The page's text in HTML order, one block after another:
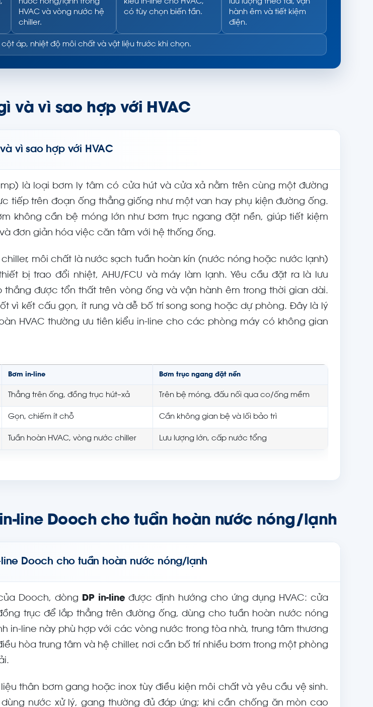
nước nóng/lạnh trong
HVAC và vòng nước hệ
chiller.
kiểu in-line cho HVAC,
có tùy chọn biến tần.
lưu lượng theo tải, vận
hành êm và tiết kiệm
điện.
áp, nhiệt độ môi chất và vật liệu trước khi chọn.
và vì sao hợp với HVAC
vì sao hợp với HVAC
là loại bơm ly tâm có cửa hút và cửa xả nằm trên cùng một đường
tiếp trên đoạn ống thẳng giống như một van hay phụ kiện đường ống.
không cần bệ móng lớn như bơm trục ngang đặt nền, giúp tiết kiệm
đơn giản hóa việc căn tâm với hệ thống ống.
chiller, môi chất là nước sạch tuần hoàn kín (nước nóng hoặc nước lạnh)
bị trao đổi nhiệt, AHU/FCU và máy làm lạnh. Yêu cầu đặt ra là lưu
thắng được tổn thất trên vòng ống và vận hành êm trong thời gian dài.
vì kết cấu gọn, ít rung và dễ bố trí song song hoặc dự phòng. Đây là lý
HVAC thường ưu tiên kiểu in-line cho các phòng máy có không gian
Bơm in-line Bơm trục ngang đặt nền
Thẳng trên ống, đồng trục hút–xả Trên bệ móng, đấu nối qua co/ống mềm
Gọn, chiếm ít chỗ Cần không gian bệ và lối bảo trì
Tuần hoàn HVAC, vòng nước chiller Lưu lượng lớn, cấp nước tổng
line Dooch cho tuần hoàn nước nóng/lạnh
line Dooch cho tuần hoàn nước nóng/lạnh
Dooch, dòng DP in-line được định hướng cho ứng dụng HVAC: cửa
trục để lắp thẳng trên đường ống, dùng cho tuần hoàn nước nóng
in-line này phù hợp với các vòng nước trong tòa nhà, trung tâm thương
hòa trung tâm và hệ chiller, nơi cần bố trí nhiều bơm trong một phòng
thân bơm gang hoặc inox tùy điều kiện môi chất và yêu cầu vệ sinh.
dùng nước xử lý, gang thường đủ đáp ứng; khi cần chống ăn mòn cao